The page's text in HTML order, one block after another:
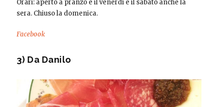
Orari: aperto a pranzo e il venerdì e il sabato anche la
sera. Chiuso la domenica.
Facebook
3) Da Danilo